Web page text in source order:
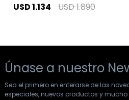
USD1.134 USD1.890
Únase a nuestro
Sea el primero en enterarse de las
especiales, nuevos productos y